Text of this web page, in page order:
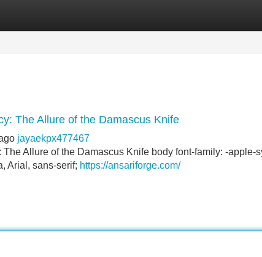
The Allure of the Damascus Knife
jayaekpx477467
Allure of the Damascus Knife body font-family: -apple-
Arial, sans-serif; https://ansariforge.com/